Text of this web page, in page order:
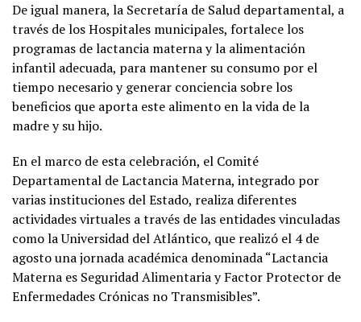
De igual manera, la Secretaría de Salud departamental, a
través de los Hospitales municipales, fortalece los
programas de lactancia materna y la alimentación
infantil adecuada, para mantener su consumo por el
tiempo necesario y generar conciencia sobre los
beneficios que aporta este alimento en la vida de la
madre y su hijo.
En el marco de esta celebración, el Comité
Departamental de Lactancia Materna, integrado por
varias instituciones del Estado, realiza diferentes
actividades virtuales a través de las entidades vinculadas
como la Universidad del Atlántico, que realizó el 4 de
agosto una jornada académica denominada “Lactancia
Materna es Seguridad Alimentaria y Factor Protector de
Enfermedades Crónicas no Transmisibles”.